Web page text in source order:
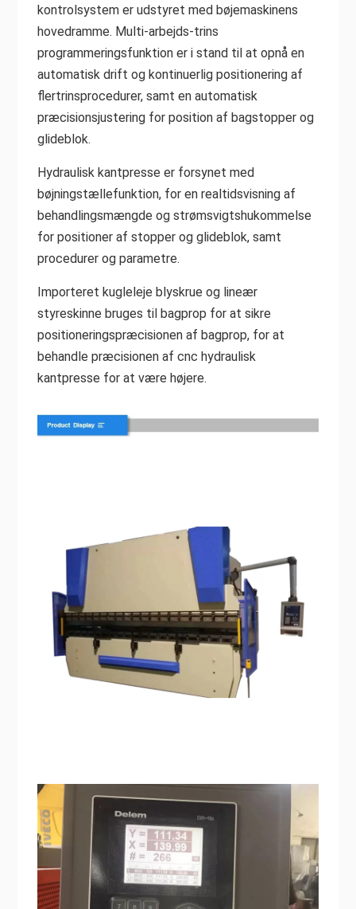
kontrolsystem er udstyret med bøjemaskinens
hovedramme. Multi-arbejds-trins
programmeringsfunktion er i stand til at opnå en
automatisk drift og kontinuerlig positionering af
flertrinsprocedurer, samt en automatisk
præcisionsjustering for position af bagstopper og
glideblok.
Hydraulisk kantpresse er forsynet med
bøjningstællefunktion, for en realtidsvisning af
behandlingsmængde og strømsvigtshukommelse
for positioner af stopper og glideblok, samt
procedurer og parametre.
Importeret kugleleje blyskrue og lineær
styreskinne bruges til bagprop for at sikre
positioneringspræcisionen af bagprop, for at
behandle præcisionen af cnc hydraulisk
kantpresse for at være højere.